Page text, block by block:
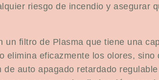
riesgo de incendio y asegurar
un filtro de Plasma que tiene una
eficazmente los olores,
auto apagado retardado